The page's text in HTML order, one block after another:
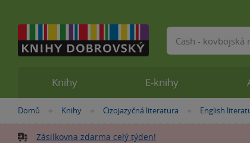
Nacházíte
zde:
Domů »
Knihy »
Cizojazyčná literatura »
English
Zásilkovna zdarma celý týden!
Knihy E-knihy
Vyhledávání